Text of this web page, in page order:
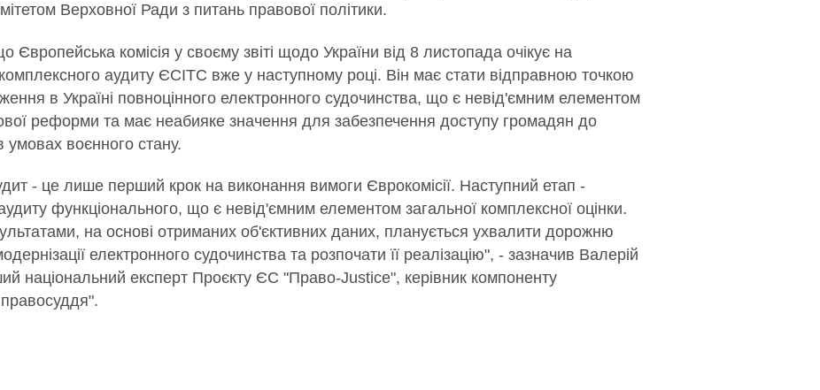
Верховної Ради з питань правової політики.
Європейська комісія у своєму звіті щодо України від 8 листопада очікує на
аудиту ЄСІТС вже у наступному році. Він має стати відправною точкою
в Україні повноцінного електронного судочинства, що є невід'ємним елементом
реформи та має неабияке значення для забезпечення доступу громадян до
умовах воєнного стану.
- це лише перший крок на виконання вимоги Єврокомісії. Наступний етап -
функціонального, що є невід'ємним елементом загальної комплексної оцінки.
на основі отриманих об'єктивних даних, планується ухвалити дорожню
електронного судочинства та розпочати її реалізацію", - зазначив Валерій
національний експерт Проєкту ЄС "Право-Justice", керівник компоненту